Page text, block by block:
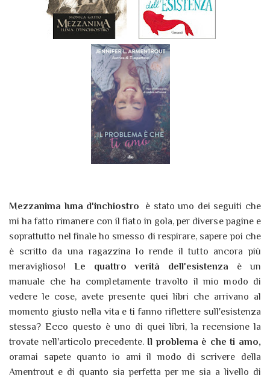
Mezzanima luna d'inchiostro
è stato uno dei seguiti che
mi ha fatto rimanere con il fiato in gola, per diverse pagine e
soprattutto nel finale ho smesso di respirare, sapere poi che
è scritto da una ragazzina lo rende il tutto ancora più
meraviglioso! Le quattro verità dell'esistenza è un
manuale che ha completamente travolto il mio modo di
vedere le cose, avete presente quei libri che arrivano al
momento giusto nella vita e ti fanno riflettere sull'esistenza
stessa? Ecco questo è uno di quei libri, la recensione la
trovate nell'articolo precedente. Il problema è che ti amo,
oramai sapete quanto io ami il modo di scrivere della
Amentrout e di quanto sia perfetta per me sia a livello di